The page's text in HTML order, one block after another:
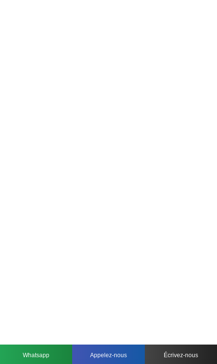
Whatsapp Appelez-nous Écrivez-nous